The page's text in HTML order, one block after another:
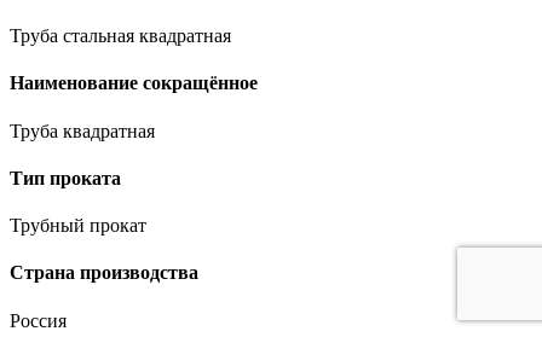
Труба стальная квадратная
Наименование сокращённое
Труба квадратная
Тип проката
Трубный прокат
Страна производства
Россия